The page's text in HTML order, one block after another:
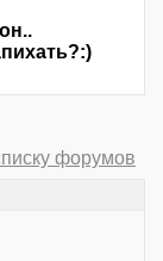
форумов